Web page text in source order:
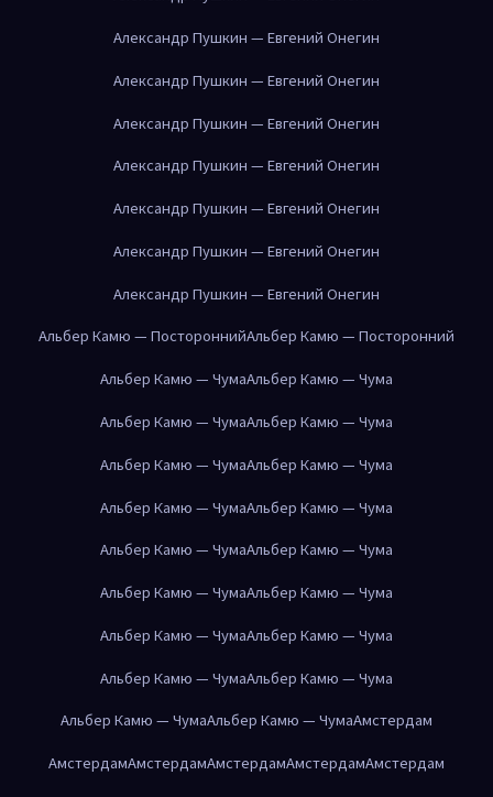
Александр Пушкин — Евгений Онегин
Александр Пушкин — Евгений Онегин
Александр Пушкин — Евгений Онегин
Александр Пушкин — Евгений Онегин
Александр Пушкин — Евгений Онегин
Александр Пушкин — Евгений Онегин
Александр Пушкин — Евгений Онегин
Альбер Камю — ПостороннийАльбер Камю — Посторонний
Альбер Камю — ЧумаАльбер Камю — Чума
Альбер Камю — ЧумаАльбер Камю — Чума
Альбер Камю — ЧумаАльбер Камю — Чума
Альбер Камю — ЧумаАльбер Камю — Чума
Альбер Камю — ЧумаАльбер Камю — Чума
Альбер Камю — ЧумаАльбер Камю — Чума
Альбер Камю — ЧумаАльбер Камю — Чума
Альбер Камю — ЧумаАльбер Камю — Чума
Альбер Камю — ЧумаАльбер Камю — ЧумаАмстердам
АмстердамАмстердамАмстердамАмстердамАмстердам